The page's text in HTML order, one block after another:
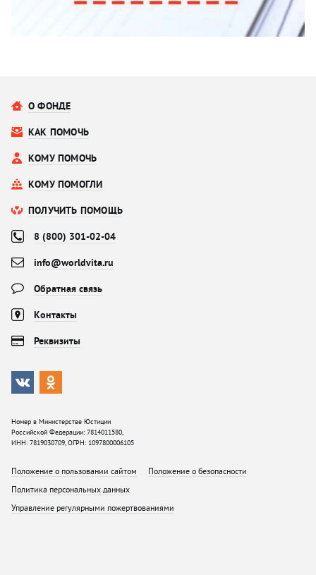
О ФОНДЕ
КАК ПОМОЧЬ
КОМУ ПОМОЧЬ
КОМУ ПОМОГЛИ
ПОЛУЧИТЬ ПОМОЩЬ
8 (800) 301-02-04
info@worldvita.ru
Обратная связь
Контакты
Реквизиты
Номер в Министерстве Юстиции
Российской Федерации: 7814011580,
ИНН: 7819030709, ОГРН: 1097800006105
Положение о пользовании сайтом
Положение о безопасности
Политика персональных данных
Управление регулярными пожертвованиями